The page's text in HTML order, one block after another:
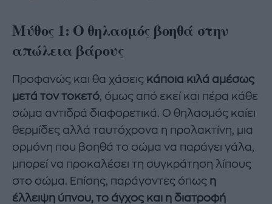
Μύθος 1: Ο θηλασμός βοηθά στην
απώλεια βάρους
Προφανώς και θα χάσεις κάποια κιλά αμέσως
μετά τον τοκετό, όμως από εκεί και πέρα κάθε
σώμα αντιδρά διαφορετικά. Ο θηλασμός καίει
θερμίδες αλλά ταυτόχρονα η προλακτίνη, μια
ορμόνη που βοηθά το σώμα να παράγει γάλα,
μπορεί να προκαλέσει τη συγκράτηση λίπους
στο σώμα. Επίσης, παράγοντες όπως η
έλλειψη ύπνου, το άγχος και η διατροφή